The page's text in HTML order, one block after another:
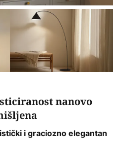
nanovo
i graciozno elegantan